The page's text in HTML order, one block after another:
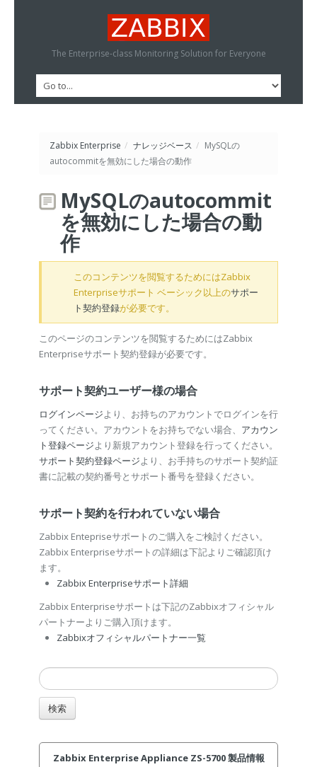
The Enterprise-class Monitoring Solution for Everyone
Zabbix Enterprise / ナレッジベース / MySQLの
autocommitを無効にした場合の動作
MySQLのautocommit
を無効にした場合の動
作
このコンテンツを閲覧するためにはZabbix
Enterpriseサポート ベーシック以上のサポー
ト契約登録が必要です。
このページのコンテンツを閲覧するためにはZabbix
Enterpriseサポート契約登録が必要です。
サポート契約ユーザー様の場合
ログインページより、お持ちのアカウントでログインを行
ってください。アカウントをお持ちでない場合、 アカウン
ト登録ページより新規アカウント登録を行ってください。
サポート契約登録ページより、お手持ちのサポート契約証
書に記載の契約番号とサポート番号を登録ください。
サポート契約を行われていない場合
Zabbix Entepriseサポートのご購入をご検討ください。
Zabbix Enterpriseサポートの詳細は下記よりご確認頂け
ます。
Zabbix Enterpriseサポート詳細
Zabbix Enterpriseサポートは下記のZabbixオフィシャル
パートナーよりご購入頂けます。
Zabbixオフィシャルパートナー一覧
Zabbix Enterprise Appliance ZS-5700 製品情報